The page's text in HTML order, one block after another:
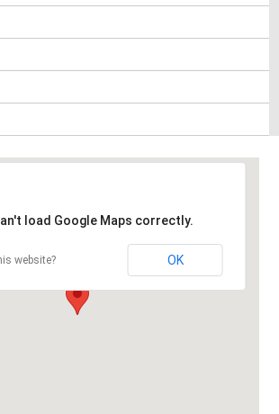
load Google Maps correctly.
website? OK